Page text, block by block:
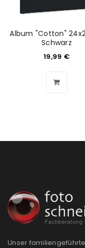
Album "Cotton"
Schwarz
19,99 €
Unser